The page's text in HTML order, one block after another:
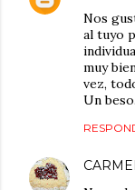
Nos
al tuyo
muy
vez,
Un beso.